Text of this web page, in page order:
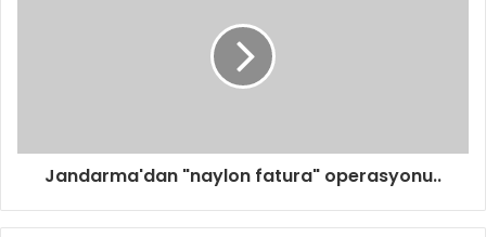
Jandarma'dan "naylon fatura" operasyonu..